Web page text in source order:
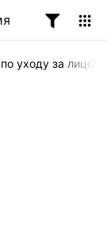
уходу за лицом